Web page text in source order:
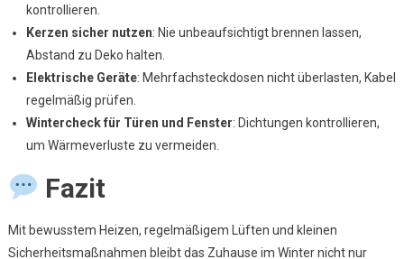
kontrollieren.
Kerzen sicher nutzen: Nie unbeaufsichtigt brennen lassen,
Abstand zu Deko halten.
Elektrische Geräte: Mehrfachsteckdosen nicht überlasten, Kabel
regelmäßig prüfen.
Wintercheck für Türen und Fenster: Dichtungen kontrollieren,
um Wärmeverluste zu vermeiden.
Fazit
Mit bewusstem Heizen, regelmäßigem Lüften und kleinen
Sicherheitsmaßnahmen bleibt das Zuhause im Winter nicht nur